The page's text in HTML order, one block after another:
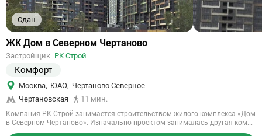
Сдан
Ссылка
объект
ЖК Дом в Северном Чертаново
Застройщик РК Строй
Комфорт
Москва, ЮАО, Чертаново Северное
Чертановская
11 мин.
Компания РК Строй занимается строительством жилого комплекса «Дом
в Северном Чертаново». Изначально проектом занималась другая ком...